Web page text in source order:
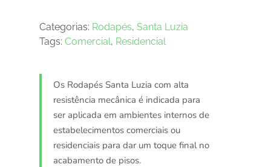
Categorias: Rodapés, Santa Luzia
Tags: Comercial, Residencial
Os Rodapés Santa Luzia com alta
resistência mecânica é indicada para
ser aplicada em ambientes internos de
estabelecimentos comerciais ou
residenciais para dar um toque final no
acabamento de pisos.